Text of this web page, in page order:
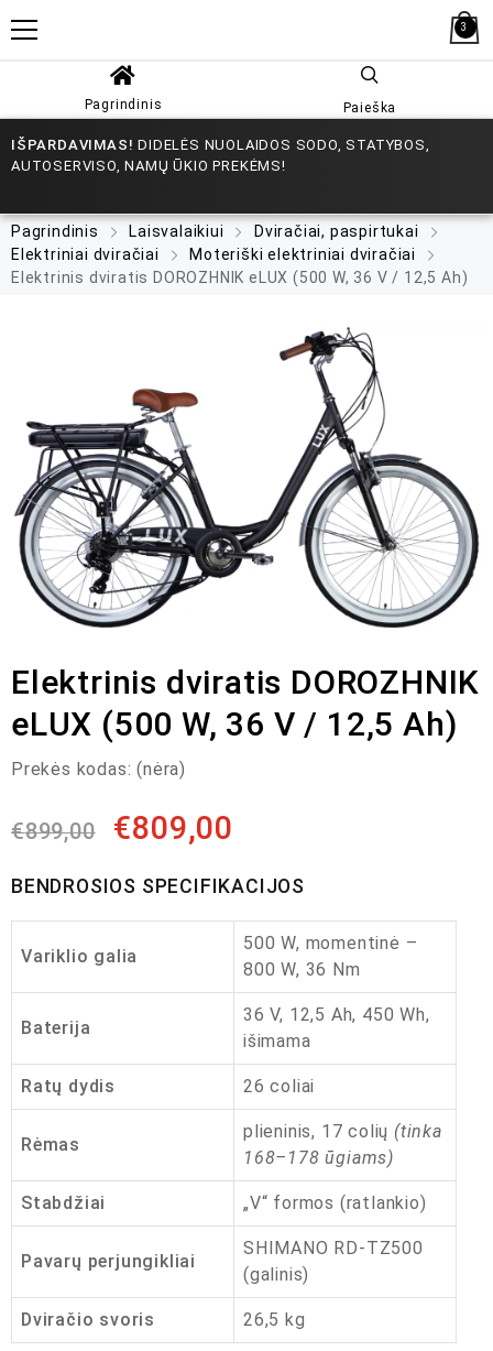
3
Pagrindinis Paieška
IŠPARDAVIMAS! DIDELĖS NUOLAIDOS SODO, STATYBOS,
AUTOSERVISO, NAMŲ ŪKIO PREKĖMS!
Pagrindinis Laisvalaikiui
Dviračiai, paspirtukai
Elektriniai dviračiai
Moteriški elektriniai dviračiai
Elektrinis dviratis DOROZHNIK eLUX (500 W, 36 V / 12,5 Ah)
Elektrinis dviratis DOROZHNIK
eLUX (500 W, 36 V / 12,5 Ah)
Prekės kodas: (nėra)
€899,00 €809,00
BENDROSIOS SPECIFIKACIJOS
Variklio galia
500 W, momentinė –
800 W, 36 Nm
Baterija
36 V, 12,5 Ah, 450 Wh,
išimama
Ratų dydis 26 coliai
Rėmas
plieninis, 17 colių (tinka
168–178 ūgiams)
Stabdžiai „V“ formos (ratlankio)
Pavarų perjungikliai
SHIMANO RD-TZ500
(galinis)
Dviračio svoris 26,5 kg